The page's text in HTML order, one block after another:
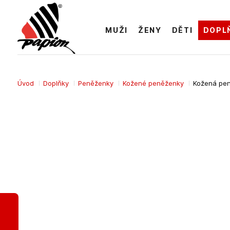
Úvod Doplňky Peněženky Kožené peněženky Kožená
MUŽI ŽENY DĚTI